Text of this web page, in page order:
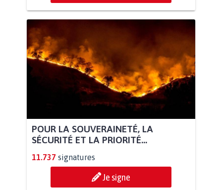
POUR LA SOUVERAINETÉ, LA
SÉCURITÉ ET LA PRIORITÉ...
11.737 signatures
Je signe